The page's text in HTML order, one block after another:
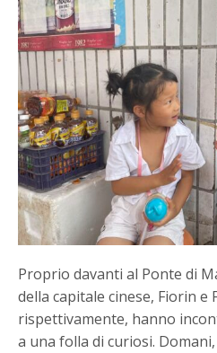
Proprio davanti al Ponte di
della capitale cinese, Fiorin e
rispettivamente, hanno
a una folla di curiosi.